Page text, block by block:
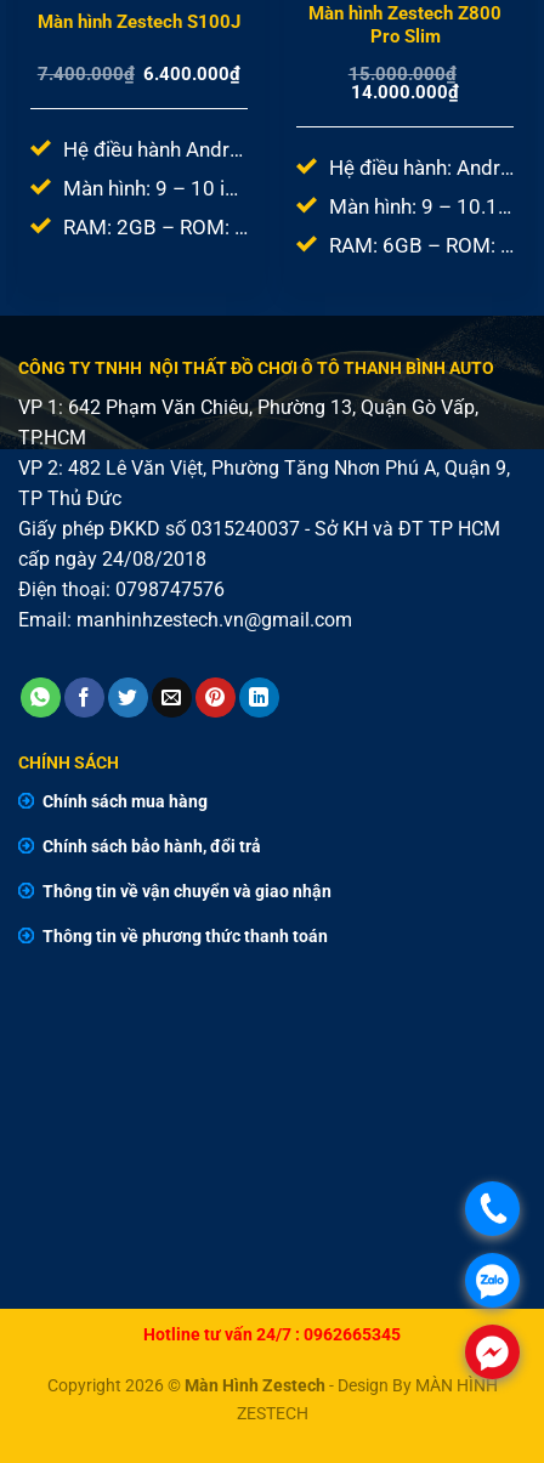
Màn hình Zestech S100J
7.400.000₫ Giá
6.400.000₫Giá
Hệ điều hành Android 10.0
Màn hình: 9 – 10 inch
RAM: 2GB – ROM: 32GB
Màn hình Zestech Z800
Pro Slim
15.000.000₫
Giá
14.000.000₫Giá
Hệ điều hành: Android 10.0
Màn hình: 9 – 10.1inch
RAM: 6GB – ROM: 64GB
CÔNG TY TNHH NỘI THẤT ĐỒ CHƠI Ô TÔ THANH BÌNH AUTO
VP 1: 642 Phạm Văn Chiêu, Phường 13, Quận Gò Vấp,
TP.HCM
VP 2: 482 Lê Văn Việt, Phường Tăng Nhơn Phú A, Quận 9,
TP Thủ Đức
Giấy phép ĐKKD số 0315240037 - Sở KH và ĐT TP HCM
cấp ngày 24/08/2018
Điện thoại: 0798747576
Email: manhinhzestech.vn@gmail.com
CHÍNH SÁCH
Chính sách mua hàng
Chính sách bảo hành, đổi trả
Thông tin về vận chuyển và giao nhận
Thông tin về phương thức thanh toán
Hotline tư vấn 24/7 : 0962665345
Copyright 2026 © Màn Hình Zestech - Design By MÀN HÌNH
ZESTECH
.
.
.